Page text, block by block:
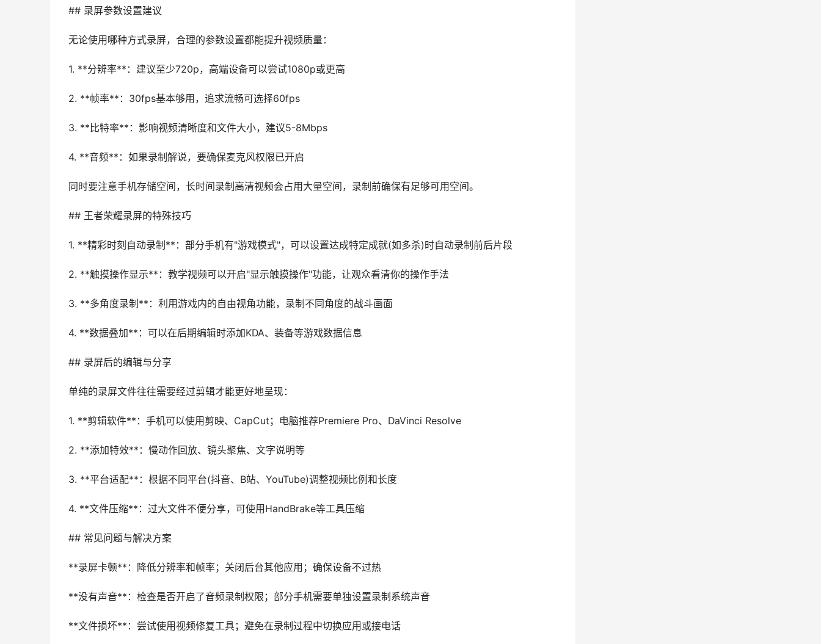
## 录屏参数设置建议
无论使用哪种方式录屏，合理的参数设置都能提升视频质量：
1. **分辨率**：建议至少720p，高端设备可以尝试1080p或更高
2. **帧率**：30fps基本够用，追求流畅可选择60fps
3. **比特率**：影响视频清晰度和文件大小，建议5-8Mbps
4. **音频**：如果录制解说，要确保麦克风权限已开启
同时要注意手机存储空间，长时间录制高清视频会占用大量空间，录制前确保有足够可用空间。
## 王者荣耀录屏的特殊技巧
1. **精彩时刻自动录制**：部分手机有"游戏模式"，可以设置达成特定成就(如多杀)时自动录制前后片段
2. **触摸操作显示**：教学视频可以开启"显示触摸操作"功能，让观众看清你的操作手法
3. **多角度录制**：利用游戏内的自由视角功能，录制不同角度的战斗画面
4. **数据叠加**：可以在后期编辑时添加KDA、装备等游戏数据信息
## 录屏后的编辑与分享
单纯的录屏文件往往需要经过剪辑才能更好地呈现：
1. **剪辑软件**：手机可以使用剪映、CapCut；电脑推荐Premiere Pro、DaVinci Resolve
2. **添加特效**：慢动作回放、镜头聚焦、文字说明等
3. **平台适配**：根据不同平台(抖音、B站、YouTube)调整视频比例和长度
4. **文件压缩**：过大文件不便分享，可使用HandBrake等工具压缩
## 常见问题与解决方案
**录屏卡顿**：降低分辨率和帧率；关闭后台其他应用；确保设备不过热
**没有声音**：检查是否开启了音频录制权限；部分手机需要单独设置录制系统声音
**文件损坏**：尝试使用视频修复工具；避免在录制过程中切换应用或接电话